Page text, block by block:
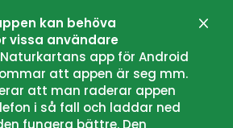
kan behöva
vissa användare
app för Android
att appen är seg mm.
att man raderar appen
i så fall och laddar ned
fungera bättre. Den